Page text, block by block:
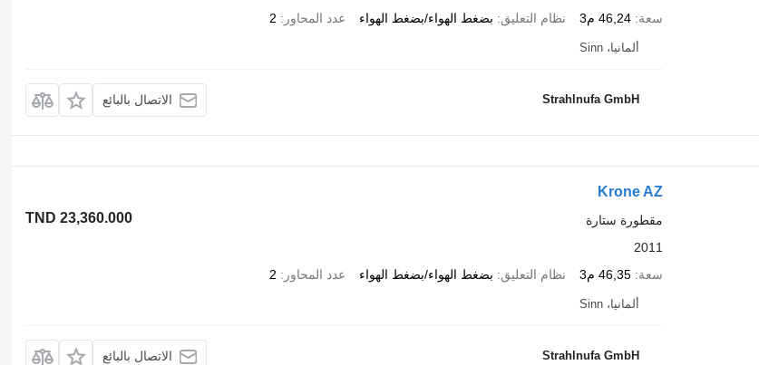
سعة 46,24 م3 نظام التعليق بضغط الهواء/بضغط الهواء عدد المحاور 2
ألمانيا، Sinn
Strahlnufa GmbH الاتصال بالبائع
Krone AZ
TND 23,360.000
مقطورة ستارة
2011
سعة 46,35 م3 نظام التعليق بضغط الهواء/بضغط الهواء عدد المحاور 2
ألمانيا، Sinn
Strahlnufa GmbH الاتصال بالبائع